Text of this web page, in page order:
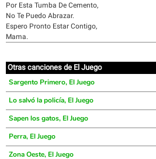
Por Esta Tumba De Cemento,
No Te Puedo Abrazar.
Espero Pronto Estar Contigo,
Mama.
Otras canciones de El Juego
Sargento Primero, El Juego
Lo salvó la policía, El Juego
Sapen los gatos, El Juego
Perra, El Juego
Zona Oeste, El Juego